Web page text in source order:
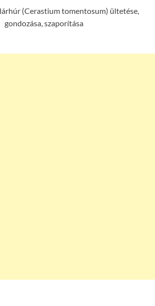
(Cerastium tomentosum) ültetése,
gondozása, szaporítása